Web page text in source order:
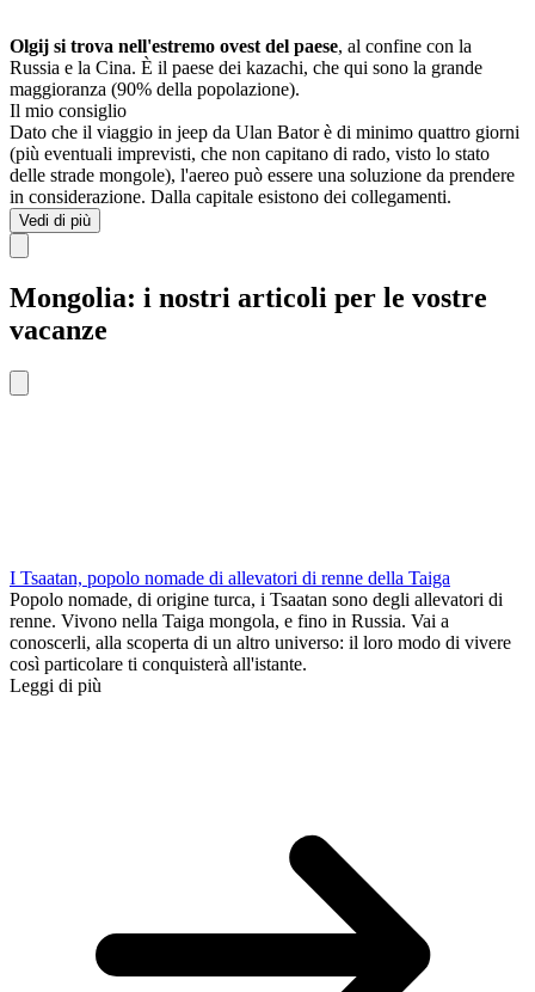
Olgij si trova nell'estremo ovest del paese, al confine con la
Russia e la Cina. È il paese dei kazachi, che qui sono la grande
maggioranza (90% della popolazione).
Il mio consiglio
Dato che il viaggio in jeep da Ulan Bator è di minimo quattro giorni
(più eventuali imprevisti, che non capitano di rado, visto lo stato
delle strade mongole), l'aereo può essere una soluzione da prendere
in considerazione. Dalla capitale esistono dei collegamenti.
Vedi di più
Mongolia: i nostri articoli per le vostre
vacanze
I Tsaatan, popolo nomade di allevatori di renne della Taiga
Popolo nomade, di origine turca, i Tsaatan sono degli allevatori di
renne. Vivono nella Taiga mongola, e fino in Russia. Vai a
conoscerli, alla scoperta di un altro universo: il loro modo di vivere
così particolare ti conquisterà all'istante.
Leggi di più